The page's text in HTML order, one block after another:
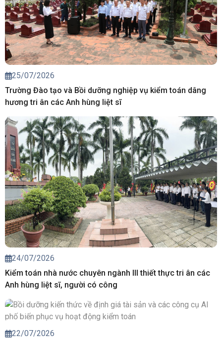
25/07/2026
Trường Đào tạo và Bồi dưỡng nghiệp vụ kiểm toán dâng
hương tri ân các Anh hùng liệt sĩ
24/07/2026
Kiểm toán nhà nước chuyên ngành III thiết thực tri ân các
Anh hùng liệt sĩ, người có công
22/07/2026